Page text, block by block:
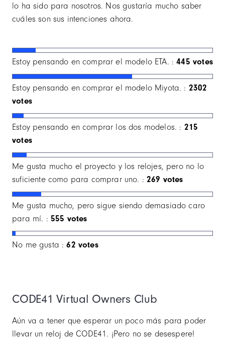
lo ha sido para nosotros. Nos gustaría mucho saber
cuáles son sus intenciones ahora.
Estoy pensando en comprar el modelo ETA. :445 votes
Estoy pensando en comprar el modelo Miyota. : 2302
votes
Estoy pensando en comprar los dos modelos. : 215
votes
Me gusta mucho el proyecto y los relojes, pero no lo
suficiente como para comprar uno. :269 votes
Me gusta mucho, pero sigue siendo demasiado caro
para mí. : 555 votes
No me gusta :62 votes
CODE41 Virtual Owners Club
Aún va a tener que esperar un poco más para poder
llevar un reloj de CODE41. ¡Pero no se desespere!